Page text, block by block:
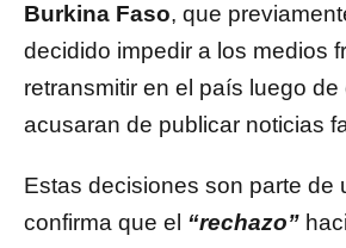
Burkina Faso, que
decidido impedir a los medios
retransmitir en el país luego de
acusaran de publicar noticias
Estas decisiones son parte de
confirma que el “rechazo”